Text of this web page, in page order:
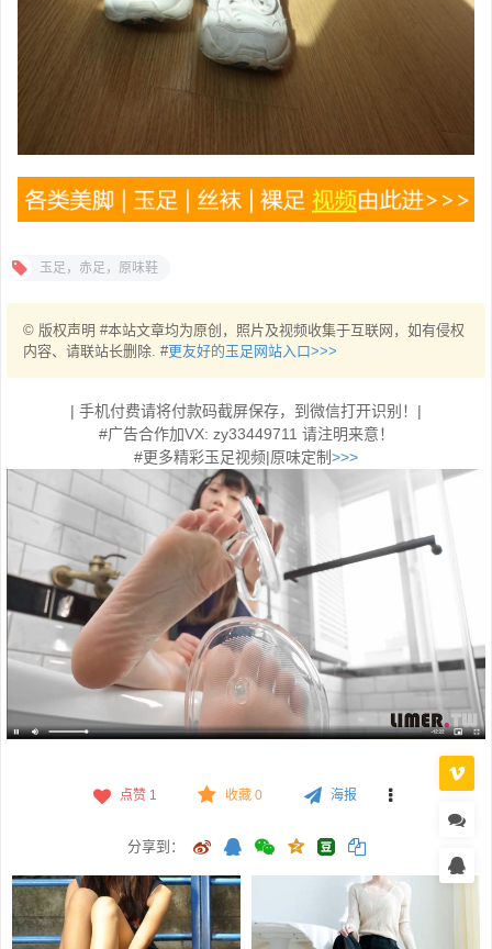
玉足，赤足，原味鞋
© 版权声明 #本站文章均为原创，照片及视频收集于互联网，如有侵权
内容、请联站长删除. #更友好的玉足网站入口>>>
| 手机付费请将付款码截屏保存，到微信打开识别！|
#广告合作加VX: zy33449711 请注明来意！
#更多精彩玉足视频|原味定制>>>
点赞 1 收藏 0 海报
分享到：